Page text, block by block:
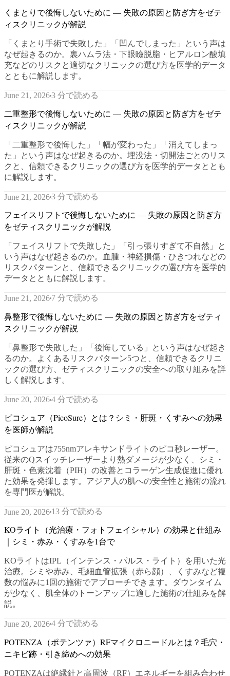
くまとりで後悔しないために — 失敗の原因と防ぎ方をゼテ
ィスクリニックが解説
「くまとり手術で失敗した」「凹んでしまった」という声は
なぜ起きるのか。裏ハムラ法・下眼瞼脱脂・ヒアルロン酸填
充などのリスクと適切なクリニックの選び方を医学的データ
とともに解説します。
June 21, 20263 分で読める
二重整形で後悔しないために — 失敗の原因と防ぎ方をゼテ
ィスクリニックが解説
「二重整形で後悔した」「幅が変わった」「消えてしまっ
た」という声はなぜ起きるのか。埋没法・切開法ごとのリス
クと、信頼できるクリニックの選び方を医学的データととも
に解説します。
June 21, 20263 分で読める
フェイスリフトで後悔しないために — 失敗の原因と防ぎ方
をゼティスクリニックが解説
「フェイスリフトで失敗した」「引っ張りすぎて不自然」と
いう声はなぜ起きるのか。血腫・神経損傷・ひきつれなどの
リスクパターンと、信頼できるクリニックの選び方を医学的
データとともに解説します。
June 21, 2026 7 分で読める
鼻整形で後悔しないために — 失敗の原因と防ぎ方をゼティ
スクリニックが解説
「鼻整形で失敗した」「後悔している」という声はなぜ起き
るのか。よくあるリスクパターン5つと、信頼できるクリニ
ックの選び方、ゼティスクリニックの安全への取り組みを詳
しく解説します。
June 20, 20264 分で読める
ピコシュア（PicoSure）とは？シミ・肝斑・くすみへの効果
を医師が解説
ピコシュアは755nmアレキサンドライトのピコ秒レーザー。
従来のQスイッチレーザーより熱ダメージが少なく、シミ・
肝斑・色素沈着（PIH）の改善とコラーゲン生成促進に優れ
た効果を発揮します。アジア人の肌への安全性と施術の流れ
を専門医が解説。
June 20, 2026 13 分で読める
KOライト（光治療・フォトフェイシャル）の効果と仕組み
｜シミ・赤み・くすみを1台で
KOライトはIPL（インテンス・パルス・ライト）を用いた光
治療。シミや赤み、毛細血管拡張（赤ら顔）、くすみなど複
数の悩みに1回の施術でアプローチできます。ダウンタイム
が少なく、肌全体のトーンアップに適した施術の仕組みを解
説。
June 20, 20264 分で読める
POTENZA（ポテンツァ）RFマイクロニードルとは？毛穴・
ニキビ跡・引き締めへの効果
POTENZAは絶縁針と高周波（RF）エネルギーを組み合わせ